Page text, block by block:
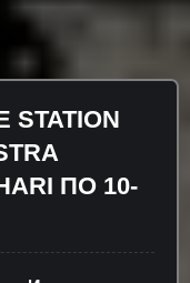
ПО 10-